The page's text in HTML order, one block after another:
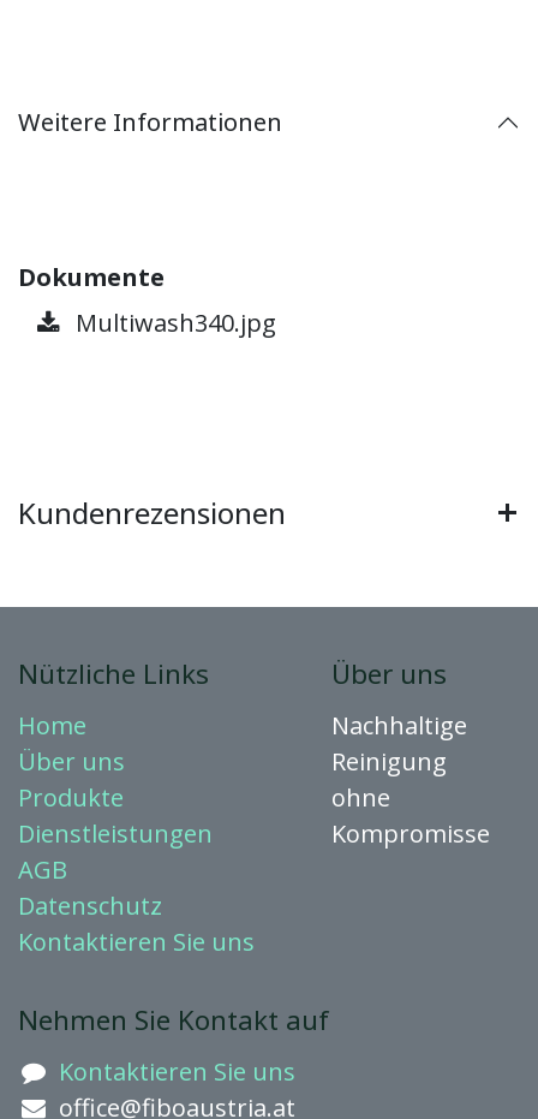
Weitere Informationen
Dokumente
Multiwash340.jpg
Kundenrezensionen
Nützliche Links
Home
Über uns
Produkte
Dienstleistungen
AGB
Datenschutz
Kontaktieren Sie uns
Über uns
Nachhaltige
Reinigung
ohne
Kompromisse
Nehmen Sie Kontakt auf
Kontaktieren Sie uns
office@fiboaustria.at